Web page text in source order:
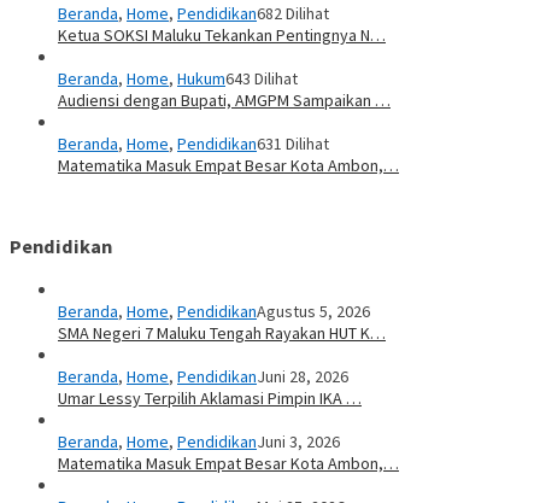
Beranda, Home, Pendidikan682 Dilihat
Ketua SOKSI Maluku Tekankan Pentingnya N…
Beranda, Home, Hukum643 Dilihat
Audiensi dengan Bupati, AMGPM Sampaikan …
Beranda, Home, Pendidikan631 Dilihat
Matematika Masuk Empat Besar Kota Ambon,…
Pendidikan
Beranda, Home, PendidikanAgustus 5, 2026
SMA Negeri 7 Maluku Tengah Rayakan HUT K…
Beranda, Home, PendidikanJuni 28, 2026
Umar Lessy Terpilih Aklamasi Pimpin IKA …
Beranda, Home, PendidikanJuni 3, 2026
Matematika Masuk Empat Besar Kota Ambon,…